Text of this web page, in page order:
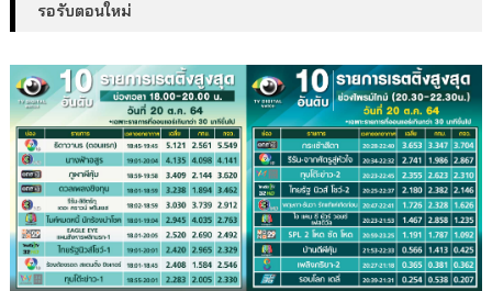
รอรับตอนใหม่